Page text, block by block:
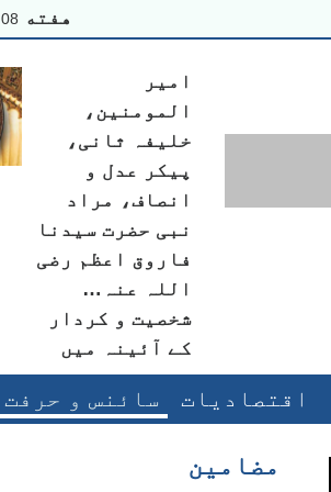
هفته 08
امیر
المومنین،
خلیفہ ثانی،
پیکر عدل و
انصاف، مراد
نبی حضرت سیدنا
فاروق اعظم رضی
اللہ عنہ…
شخصیت و کردار
کے آئینہ میں
اقتصادیات سائنس و حرفت
مضامین